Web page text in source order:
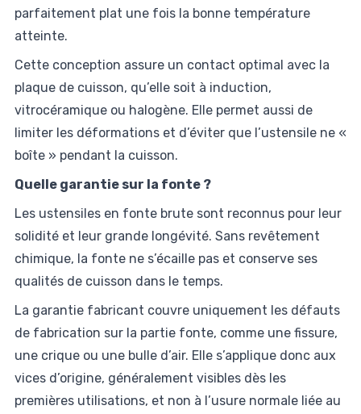
parfaitement plat une fois la bonne température
atteinte.
Cette conception assure un contact optimal avec la
plaque de cuisson, qu’elle soit à induction,
vitrocéramique ou halogène. Elle permet aussi de
limiter les déformations et d’éviter que l’ustensile ne «
boîte » pendant la cuisson.
Quelle garantie sur la fonte ?
Les ustensiles en fonte brute sont reconnus pour leur
solidité et leur grande longévité. Sans revêtement
chimique, la fonte ne s’écaille pas et conserve ses
qualités de cuisson dans le temps.
La garantie fabricant couvre uniquement les défauts
de fabrication sur la partie fonte, comme une fissure,
une crique ou une bulle d’air. Elle s’applique donc aux
vices d’origine, généralement visibles dès les
premières utilisations, et non à l’usure normale liée au